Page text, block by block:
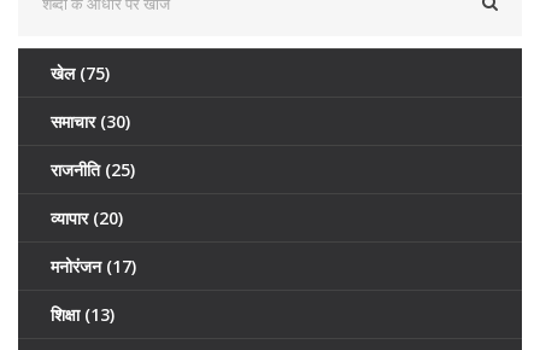
खेल (75)
समाचार (30)
राजनीति (25)
व्यापार (20)
मनोरंजन (17)
शिक्षा (13)